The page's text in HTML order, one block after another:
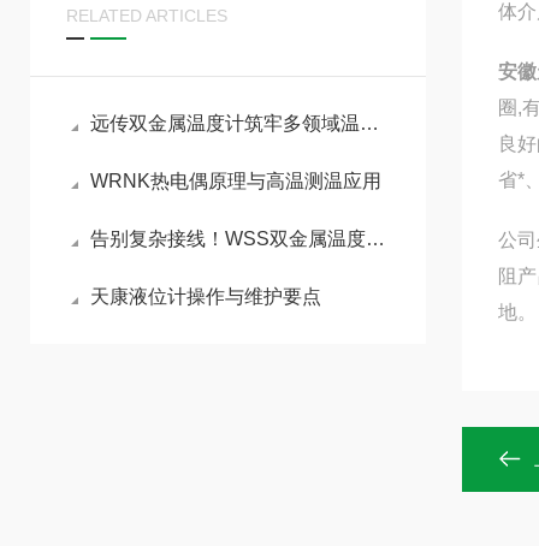
RELATED ARTICLES
远传双金属温度计筑牢多领域温度管控防线
WRNK热电偶原理与高温测温应用
告别复杂接线！WSS双金属温度计让现场测温回归简单
天康液位计操作与维护要点
体
安
圈,
良
省*
公
阻
地。